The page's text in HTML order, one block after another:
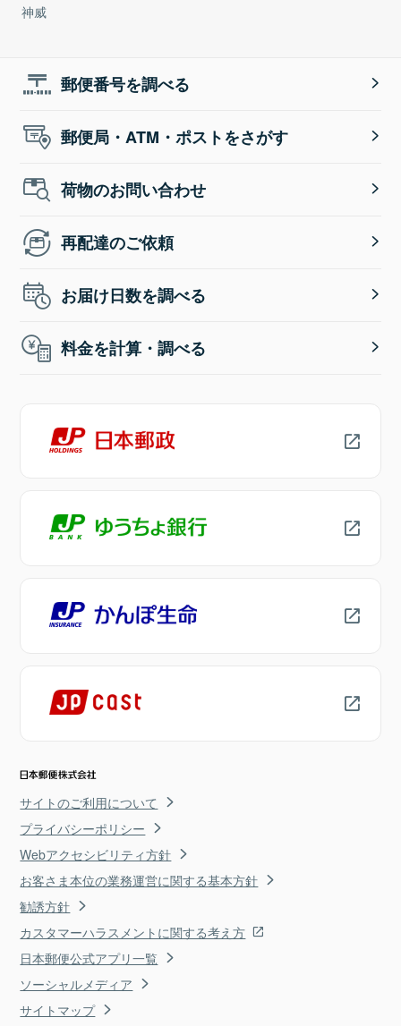
神威
郵便番号を調べる
郵便局・ATM・ポストをさがす
荷物のお問い合わせ
再配達のご依頼
お届け日数を調べる
料金を計算・調べる
サイトのご利用について
プライバシーポリシー
Webアクセシビリティ方針
お客さま本位の業務運営に関する基本方針
勧誘方針
カスタマーハラスメントに関する考え方
日本郵便公式アプリ一覧
ソーシャルメディア
サイトマップ